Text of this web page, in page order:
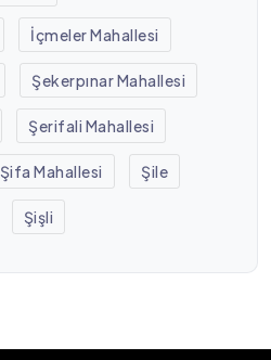
İçmeler Mahallesi
Şekerpınar Mahallesi
Şerifali Mahallesi
Şifa Mahallesi Şile
Şişli